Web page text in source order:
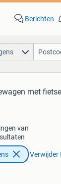
Berichten
met
van
Verwijder